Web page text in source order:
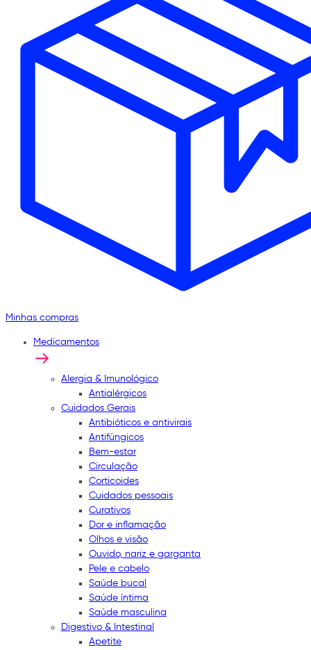
Minhas compras
Medicamentos
Alergia & Imunológico
Antialérgicos
Cuidados Gerais
Antibióticos e antivirais
Antifúngicos
Bem-estar
Circulação
Corticoides
Cuidados pessoais
Curativos
Dor e inflamação
Olhos e visão
Ouvido, nariz e garganta
Pele e cabelo
Saúde bucal
Saúde íntima
Saúde masculina
Digestivo & Intestinal
Apetite